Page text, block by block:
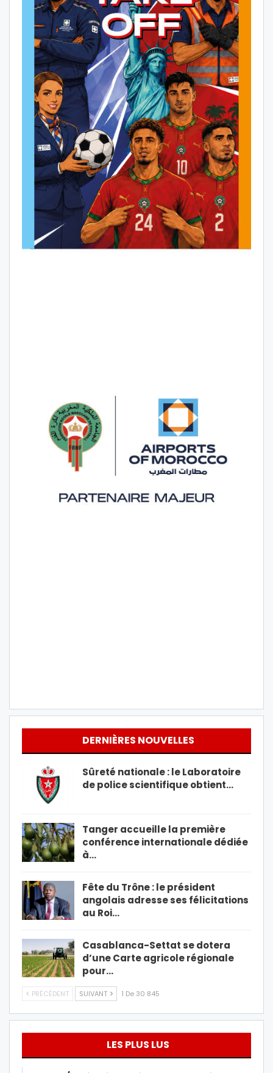
DERNIÈRES NOUVELLES
Sûreté nationale : le Laboratoire
de police scientifique obtient…
Tanger accueille la première
conférence internationale dédiée
à…
Fête du Trône : le président
angolais adresse ses félicitations
au Roi…
Casablanca-Settat se dotera
d’une Carte agricole régionale
pour…
PRÉCÉDENT SUIVANT 1 De 30 845
LES PLUS LUS